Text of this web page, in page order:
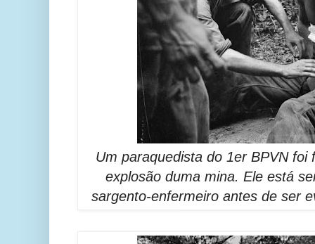
Um paraquedista do 1er BPVN foi
explosão duma mina. Ele está
sargento-enfermeiro antes de ser